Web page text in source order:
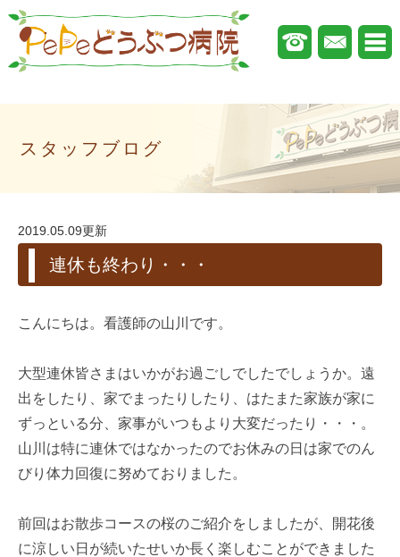
スタッフブログ
2019.05.09更新
連休も終わり・・・
こんにちは。看護師の山川です。
大型連休皆さまはいかがお過ごしでしたでしょうか。遠
出をしたり、家でまったりしたり、はたまた家族が家に
ずっといる分、家事がいつもより大変だったり・・・。
山川は特に連休ではなかったのでお休みの日は家でのん
びり体力回復に努めておりました。
前回はお散歩コースの桜のご紹介をしましたが、開花後
に涼しい日が続いたせいか長く楽しむことができました